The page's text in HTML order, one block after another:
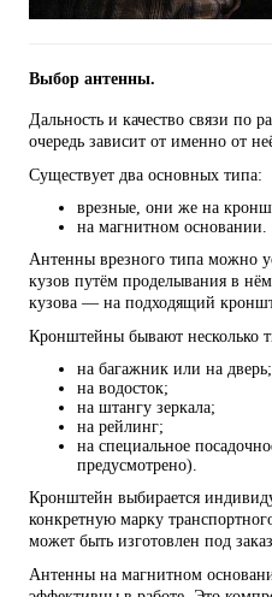
Выбор антенны.
Дальность и качество связи по
очередь зависит от именно от
Существует два основных типа:
врезные, они же на
на магнитном основании.
Антенны врезного типа можно
кузов путём проделывания в
кузова — на подходящий
Кронштейны бывают несколько
на багажник или на дверь;
на водосток;
на штангу зеркала;
на рейлинг;
на специальное
предусмотрено).
Кронштейн выбирается
конкретную марку
может быть изготовлен под
Антенны на магнитном